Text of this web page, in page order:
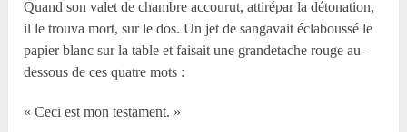
Quand son valet de chambre accourut, attirépar la détonation,
il le trouva mort, sur le dos. Un jet de sangavait éclaboussé le
papier blanc sur la table et faisait une grandetache rouge au-
dessous de ces quatre mots :
« Ceci est mon testament. »